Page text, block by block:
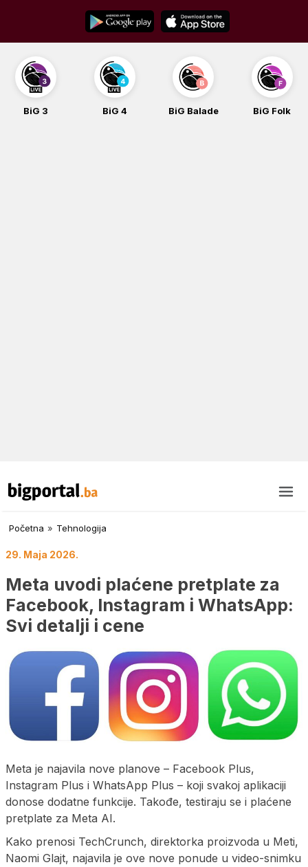
content
BiG 3 BiG 4 BiG Balade BiG Folk
Početna » Tehnologija
29. Maja 2026.
Meta uvodi plaćene pretplate za
Facebook, Instagram i WhatsApp:
Svi detalji i cene
Meta je najavila nove planove – Facebook Plus,
Instagram Plus i WhatsApp Plus – koji svakoj aplikaciji
donose dodatne funkcije. Takođe, testiraju se i plaćene
pretplate za Meta AI.
Kako prenosi TechCrunch, direktorka proizvoda u Meti,
Naomi Glajt, najavila je ove nove ponude u video-snimku